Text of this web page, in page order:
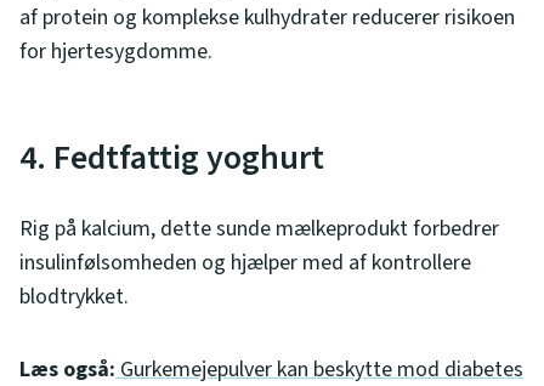
af protein og komplekse kulhydrater reducerer risikoen
for hjertesygdomme.
4. Fedtfattig yoghurt
Rig på kalcium, dette sunde mælkeprodukt forbedrer
insulinfølsomheden og hjælper med af kontrollere
blodtrykket.
Læs også: Gurkemejepulver kan beskytte mod diabetes